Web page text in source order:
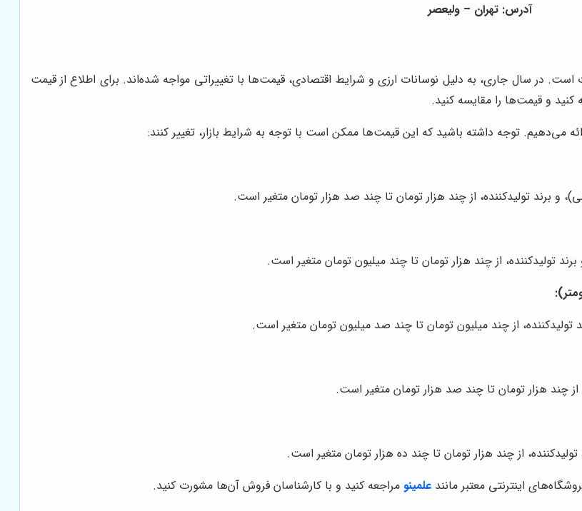
آدرس:تهران – ولیعصر
در سال جاری، به دلیل نوسانات ارزی و شرایط اقتصادی، قیمت‌ها با تغییراتی مواجه شده‌اند. برای اطلاع از قیمت
کنید و قیمت‌ها را مقایسه کنید.
می‌دهیم. توجه داشته باشید که این قیمت‌ها ممکن است با توجه به شرایط بازار، تغییر کنند:
تولیدکننده، از چند هزار تومان تا چند صد هزار تومان متغیر است.
تولیدکننده، از چند هزار تومان تا چند میلیون تومان متغیر است.
از چند میلیون تومان تا چند صد میلیون تومان متغیر است.
چند هزار تومان تا چند صد هزار تومان متغیر است.
از چند هزار تومان تا چند ده هزار تومان متغیر است.
اینترنتی معتبر مانند علمینومراجعه کنید و با کارشناسان فروش آن‌ها مشورت کنید.